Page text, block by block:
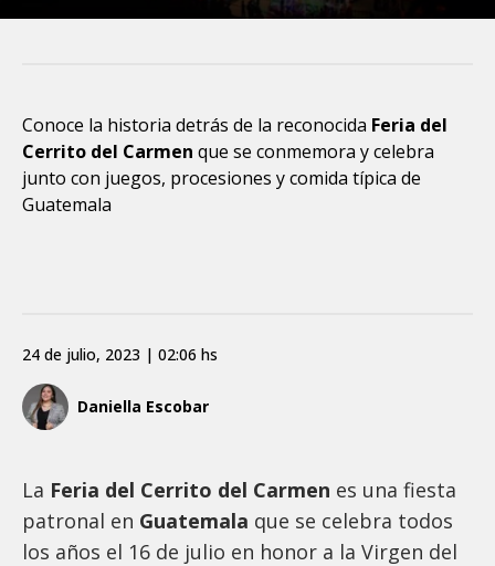
Conoce la historia detrás de la reconocida Feria del
Cerrito del Carmen que se conmemora y celebra
junto con juegos, procesiones y comida típica de
Guatemala
Daniella Escobar
24 de julio, 2023 | 02:06 hs
La Feria del Cerrito del Carmen es una fiesta
patronal en Guatemala que se celebra todos
los años el 16 de julio en honor a la Virgen del